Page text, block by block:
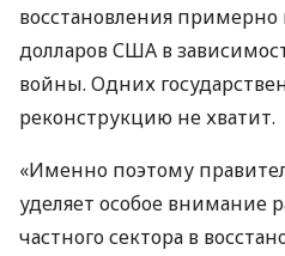
восстановления
долларов США в
войны. Одних
реконструкцию не хватит.
«Именно поэтому
уделяет особое внимание
частного сектора в